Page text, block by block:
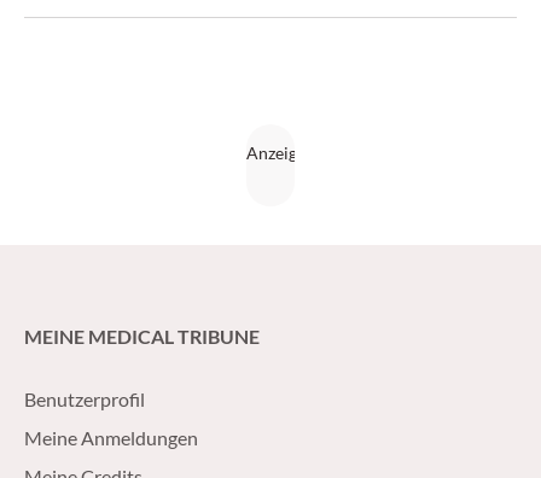
MEINE MEDICAL TRIBUNE
Benutzerprofil
Meine Anmeldungen